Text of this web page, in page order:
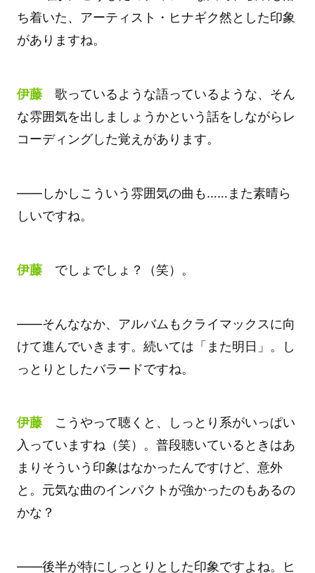
ち着いた、アーティスト・ヒナギク然とした印象
がありますね。
伊藤歌っているような語っているような、そん
な雰囲気を出しましょうかという話をしながらレ
コーディングした覚えがあります。
――しかしこういう雰囲気の曲も……また素晴ら
しいですね。
伊藤でしょでしょ？（笑）。
――そんななか、アルバムもクライマックスに向
けて進んでいきます。続いては「また明日」。し
っとりとしたバラードですね。
伊藤こうやって聴くと、しっとり系がいっぱい
入っていますね（笑）。普段聴いているときはあ
まりそういう印象はなかったんですけど、意外
と。元気な曲のインパクトが強かったのもあるの
かな？
――後半が特にしっとりとした印象ですよね。ヒ